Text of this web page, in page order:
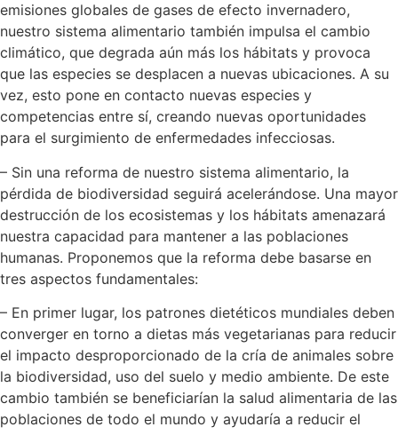
emisiones globales de gases de efecto invernadero,
nuestro sistema alimentario también impulsa el cambio
climático, que degrada aún más los hábitats y provoca
que las especies se desplacen a nuevas ubicaciones. A su
vez, esto pone en contacto nuevas especies y
competencias entre sí, creando nuevas oportunidades
para el surgimiento de enfermedades infecciosas.
– Sin una reforma de nuestro sistema alimentario, la
pérdida de biodiversidad seguirá acelerándose. Una mayor
destrucción de los ecosistemas y los hábitats amenazará
nuestra capacidad para mantener a las poblaciones
humanas. Proponemos que la reforma debe basarse en
tres aspectos fundamentales:
– En primer lugar, los patrones dietéticos mundiales deben
converger en torno a dietas más vegetarianas para reducir
el impacto desproporcionado de la cría de animales sobre
la biodiversidad, uso del suelo y medio ambiente. De este
cambio también se beneficiarían la salud alimentaria de las
poblaciones de todo el mundo y ayudaría a reducir el